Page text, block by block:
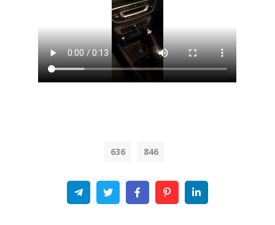
636 846
TelegramTwitter FacebookPinterest